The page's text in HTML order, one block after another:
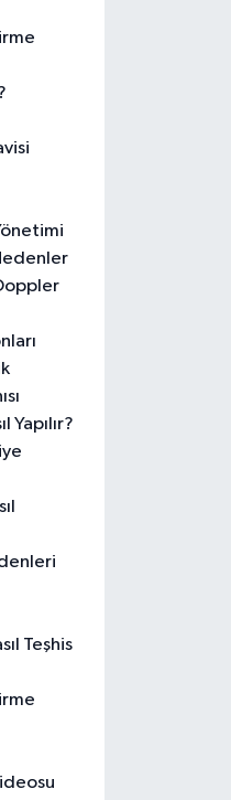
Yapılır?
Teşhis